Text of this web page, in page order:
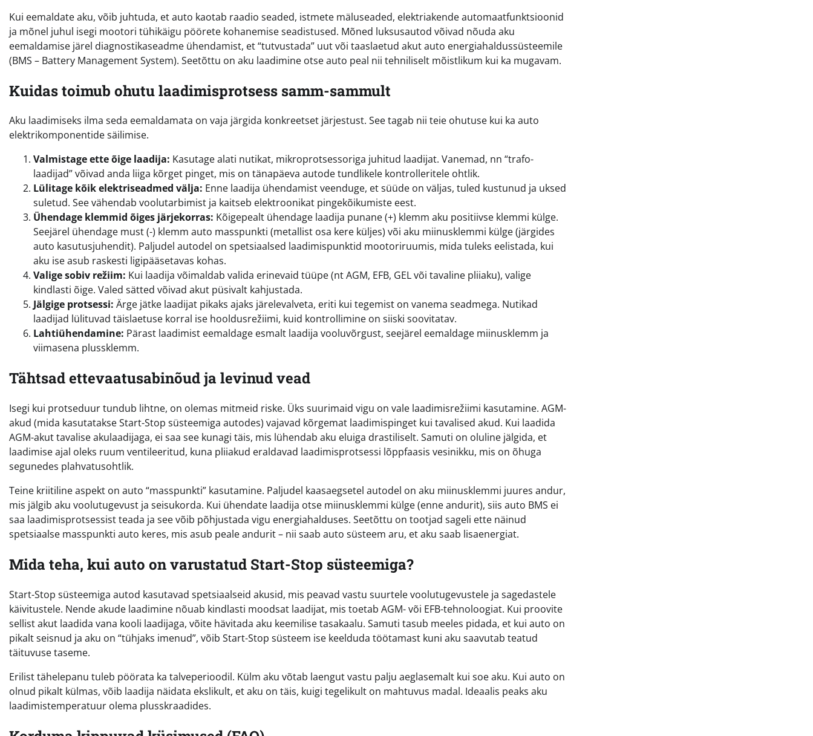
Kui eemaldate aku, võib juhtuda, et auto kaotab raadio seaded, istmete mäluseaded, elektriakende automaatfunktsioonid
ja mõnel juhul isegi mootori tühikäigu pöörete kohanemise seadistused. Mõned luksusautod võivad nõuda aku
eemaldamise järel diagnostikaseadme ühendamist, et “tutvustada” uut või taaslaetud akut auto energiahaldussüsteemile
(BMS – Battery Management System). Seetõttu on aku laadimine otse auto peal nii tehniliselt mõistlikum kui ka mugavam.
Kuidas toimub ohutu laadimisprotsess samm-sammult
Aku laadimiseks ilma seda eemaldamata on vaja järgida konkreetset järjestust. See tagab nii teie ohutuse kui ka auto
elektrikomponentide säilimise.
Valmistage ette õige laadija: Kasutage alati nutikat, mikroprotsessoriga juhitud laadijat. Vanemad, nn “trafo-
laadijad” võivad anda liiga kõrget pinget, mis on tänapäeva autode tundlikele kontrolleritele ohtlik.
Lülitage kõik elektriseadmed välja: Enne laadija ühendamist veenduge, et süüde on väljas, tuled kustunud ja uksed
suletud. See vähendab voolutarbimist ja kaitseb elektroonikat pingekõikumiste eest.
Ühendage klemmid õiges järjekorras: Kõigepealt ühendage laadija punane (+) klemm aku positiivse klemmi külge.
Seejärel ühendage must (-) klemm auto masspunkti (metallist osa kere küljes) või aku miinusklemmi külge (järgides
auto kasutusjuhendit). Paljudel autodel on spetsiaalsed laadimispunktid mootoriruumis, mida tuleks eelistada, kui
aku ise asub raskesti ligipääsetavas kohas.
Valige sobiv režiim: Kui laadija võimaldab valida erinevaid tüüpe (nt AGM, EFB, GEL või tavaline pliiaku), valige
kindlasti õige. Valed sätted võivad akut püsivalt kahjustada.
Jälgige protsessi: Ärge jätke laadijat pikaks ajaks järelevalveta, eriti kui tegemist on vanema seadmega. Nutikad
laadijad lülituvad täislaetuse korral ise hooldusrežiimi, kuid kontrollimine on siiski soovitatav.
Lahtiühendamine: Pärast laadimist eemaldage esmalt laadija vooluvõrgust, seejärel eemaldage miinusklemm ja
viimasena plussklemm.
Tähtsad ettevaatusabinõud ja levinud vead
Isegi kui protseduur tundub lihtne, on olemas mitmeid riske. Üks suurimaid vigu on vale laadimisrežiimi kasutamine. AGM-
akud (mida kasutatakse Start-Stop süsteemiga autodes) vajavad kõrgemat laadimispinget kui tavalised akud. Kui laadida
AGM-akut tavalise akulaadijaga, ei saa see kunagi täis, mis lühendab aku eluiga drastiliselt. Samuti on oluline jälgida, et
laadimise ajal oleks ruum ventileeritud, kuna pliiakud eraldavad laadimisprotsessi lõppfaasis vesinikku, mis on õhuga
segunedes plahvatusohtlik.
Teine kriitiline aspekt on auto “masspunkti” kasutamine. Paljudel kaasaegsetel autodel on aku miinusklemmi juures andur,
mis jälgib aku voolutugevust ja seisukorda. Kui ühendate laadija otse miinusklemmi külge (enne andurit), siis auto BMS ei
saa laadimisprotsessist teada ja see võib põhjustada vigu energiahalduses. Seetõttu on tootjad sageli ette näinud
spetsiaalse masspunkti auto keres, mis asub peale andurit – nii saab auto süsteem aru, et aku saab lisaenergiat.
Mida teha, kui auto on varustatud Start-Stop süsteemiga?
Start-Stop süsteemiga autod kasutavad spetsiaalseid akusid, mis peavad vastu suurtele voolutugevustele ja sagedastele
käivitustele. Nende akude laadimine nõuab kindlasti moodsat laadijat, mis toetab AGM- või EFB-tehnoloogiat. Kui proovite
sellist akut laadida vana kooli laadijaga, võite hävitada aku keemilise tasakaalu. Samuti tasub meeles pidada, et kui auto on
pikalt seisnud ja aku on “tühjaks imenud”, võib Start-Stop süsteem ise keelduda töötamast kuni aku saavutab teatud
täituvuse taseme.
Erilist tähelepanu tuleb pöörata ka talveperioodil. Külm aku võtab laengut vastu palju aeglasemalt kui soe aku. Kui auto on
olnud pikalt külmas, võib laadija näidata ekslikult, et aku on täis, kuigi tegelikult on mahtuvus madal. Ideaalis peaks aku
laadimistemperatuur olema plusskraadides.